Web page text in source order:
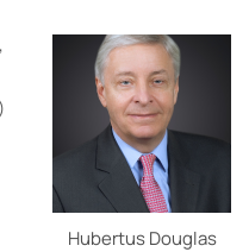
Hubertus Douglas